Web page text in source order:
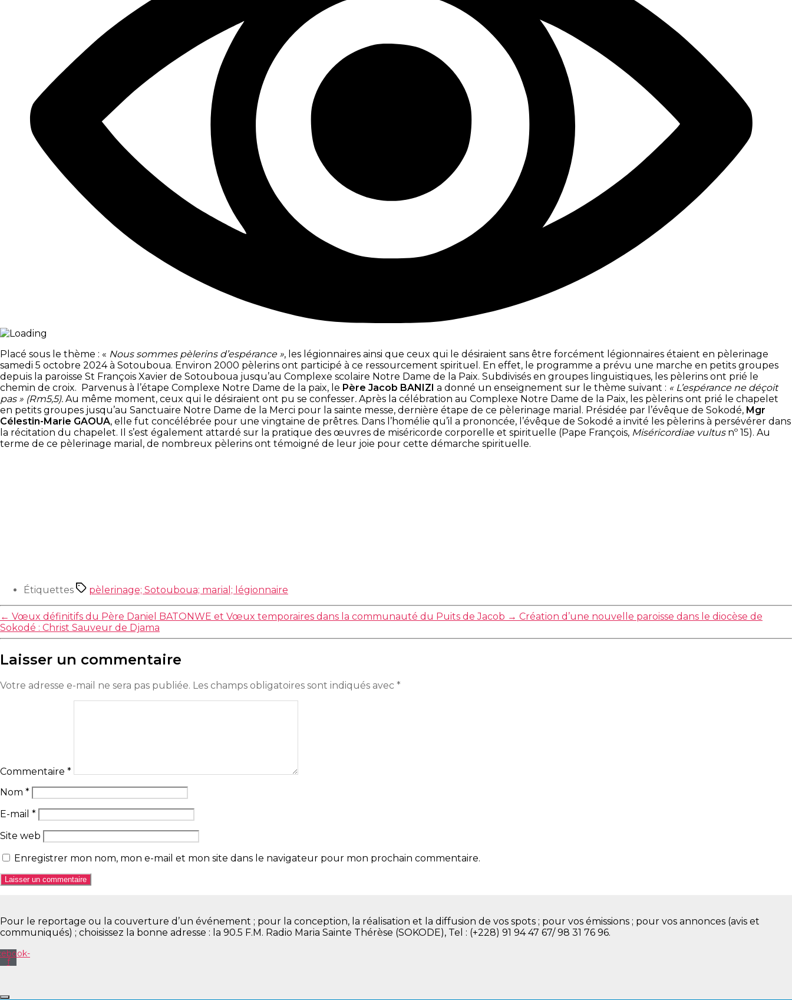
Placé sous le thème : « Nous sommes pèlerins d’espérance », les légionnaires ainsi que ceux qui le désiraient sans être forcément légionnaires étaient en pèlerinage
samedi 5 octobre 2024 à Sotouboua. Environ 2000 pèlerins ont participé à ce ressourcement spirituel. En effet, le programme a prévu une marche en petits groupes
depuis la paroisse St François Xavier de Sotouboua jusqu’au Complexe scolaire Notre Dame de la Paix. Subdivisés en groupes linguistiques, les pèlerins ont prié le
chemin de croix. Parvenus à l’étape Complexe Notre Dame de la paix, le Père Jacob BANIZI a donné un enseignement sur le thème suivant : « L’espérance ne déçoit
pas » (Rm5,5). Au même moment, ceux qui le désiraient ont pu se confesser. Après la célébration au Complexe Notre Dame de la Paix, les pèlerins ont prié le chapelet
en petits groupes jusqu’au Sanctuaire Notre Dame de la Merci pour la sainte messe, dernière étape de ce pèlerinage marial. Présidée par l’évêque de Sokodé, Mgr
Célestin-Marie GAOUA, elle fut concélébrée pour une vingtaine de prêtres. Dans l’homélie qu’il a prononcée, l’évêque de Sokodé a invité les pèlerins à persévérer dans
la récitation du chapelet. Il s’est également attardé sur la pratique des œuvres de miséricorde corporelle et spirituelle (Pape François, Miséricordiae vultus nº 15). Au
terme de ce pèlerinage marial, de nombreux pèlerins ont témoigné de leur joie pour cette démarche spirituelle.
Étiquettes pèlerinage; Sotouboua; marial; légionnaire
← Vœux définitifs du Père Daniel BATONWE et Vœux temporaires dans la communauté du Puits de Jacob → Création d’une nouvelle paroisse dans le diocèse de
Sokodé : Christ Sauveur de Djama
Laisser un commentaire
Votre adresse e-mail ne sera pas publiée. Les champs obligatoires sont indiqués avec *
Commentaire *
Nom *
E-mail *
Site web
Enregistrer mon nom, mon e-mail et mon site dans le navigateur pour mon prochain commentaire.
Pour le reportage ou la couverture d’un événement ; pour la conception, la réalisation et la diffusion de vos spots ; pour vos émissions ; pour vos annonces (avis et
communiqués) ; choisissez la bonne adresse : la 90.5 F.M. Radio Maria Sainte Thérèse (SOKODE), Tel : (+228) 91 94 47 67/ 98 31 76 96.
f